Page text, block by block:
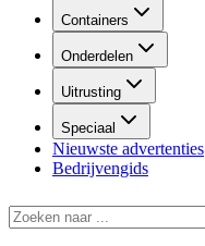
Containers
Onderdelen
Uitrusting
Speciaal
Nieuwste advertenties
Bedrijvengids